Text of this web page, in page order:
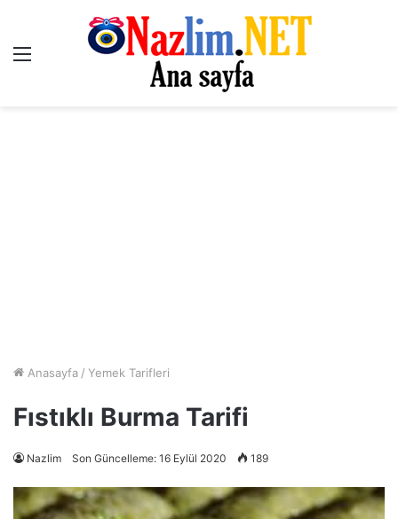
Menü
Anasayfa / Yemek Tarifleri
Fıstıklı Burma Tarifi
Nazlim Son Güncelleme: 16 Eylül 2020 189